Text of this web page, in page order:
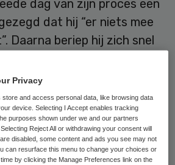
dag van zijn proces een
dat hij “er niets mee
Daarna beriep hij zich snel
antwoord te geven op
in Rotterdam. De
verpleger stortte in toen
van twee slachtoffers
Privacy
store and access personal data, like browsing data
device. Selecting I Accept enables tracking
purposes shown under we and our partners
Reject All or withdrawing your consent will
disabled, some content and ads you see may not
can resurface this menu to change your choices or
by clicking the Manage Preferences link on the